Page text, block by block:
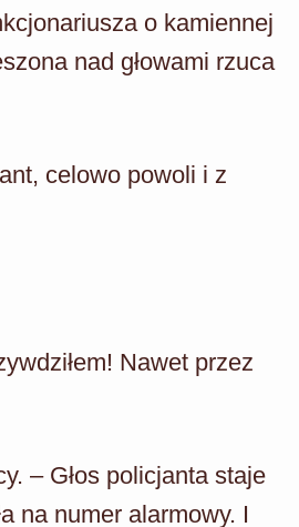
o kamiennej
nad głowami rzuca
celowo powoli i z
Nawet przez
– Głos policjanta staje
na numer alarmowy. I